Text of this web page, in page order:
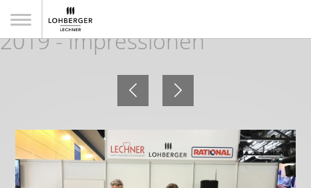
9. Gast+Küche - Fachmesse
2019 - Impressionen